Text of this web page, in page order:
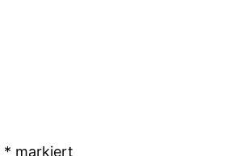
* markiert